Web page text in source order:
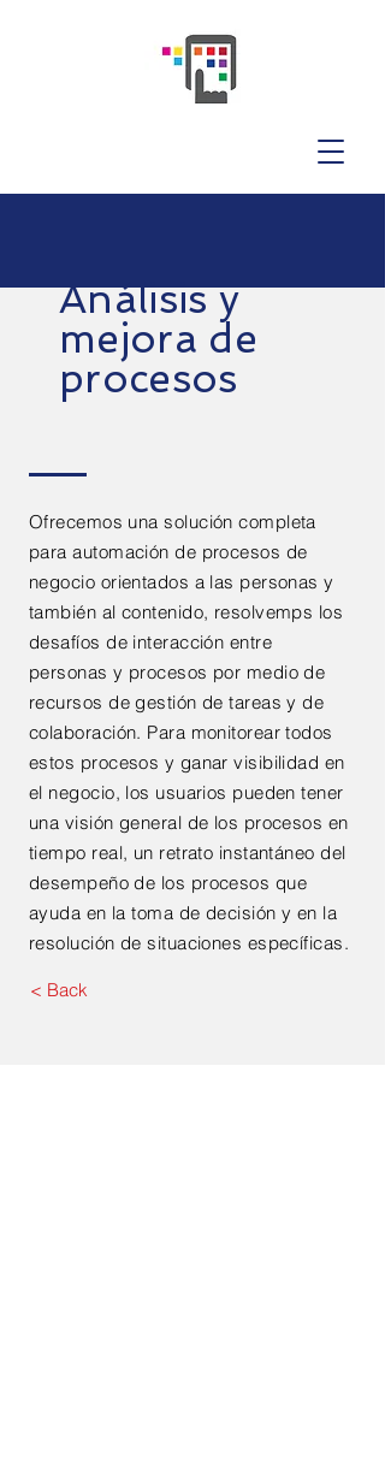
Análisis y
mejora de
procesos
Ofrecemos una solución completa
para automación de procesos de
negocio orientados a las personas y
también al contenido, resolvemps los
desafíos de interacción entre
personas y procesos por medio de
recursos de gestión de tareas y de
colaboración. Para monitorear todos
estos procesos y ganar visibilidad en
el negocio, los usuarios pueden tener
una visión general de los procesos en
tiempo real, un retrato instantáneo del
desempeño de los procesos que
ayuda en la toma de decisión y en la
resolución de situaciones específicas.
< Back